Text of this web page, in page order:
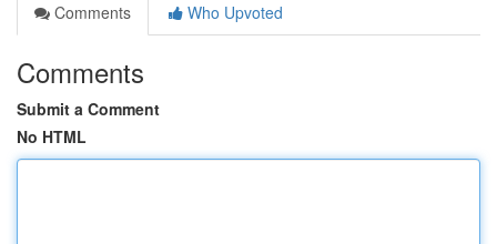
Comments
Who Upvoted
Comments
Submit a Comment
No HTML